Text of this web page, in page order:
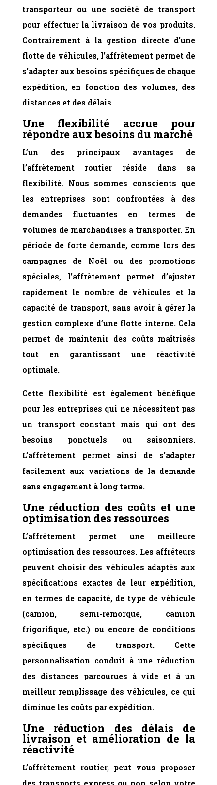
transporteur ou une société de transport
pour effectuer la livraison de vos produits.
Contrairement à la gestion directe d’une
flotte de véhicules, l’affrètement permet de
s’adapter aux besoins spécifiques de chaque
expédition, en fonction des volumes, des
distances et des délais.
Une flexibilité accrue pour
répondre aux besoins du marché
L’un des principaux avantages de
l’affrètement routier réside dans sa
flexibilité. Nous sommes conscients que
les entreprises sont confrontées à des
demandes fluctuantes en termes de
volumes de marchandises à transporter. En
période de forte demande, comme lors des
campagnes de Noël ou des promotions
spéciales, l’affrètement permet d’ajuster
rapidement le nombre de véhicules et la
capacité de transport, sans avoir à gérer la
gestion complexe d’une flotte interne. Cela
permet de maintenir des coûts maîtrisés
tout en garantissant une réactivité
optimale.
Cette flexibilité est également bénéfique
pour les entreprises qui ne nécessitent pas
un transport constant mais qui ont des
besoins ponctuels ou saisonniers.
L’affrètement permet ainsi de s’adapter
facilement aux variations de la demande
sans engagement à long terme.
Une réduction des coûts et une
optimisation des ressources
L’affrètement permet une meilleure
optimisation des ressources. Les affréteurs
peuvent choisir des véhicules adaptés aux
spécifications exactes de leur expédition,
en termes de capacité, de type de véhicule
(camion, semi-remorque, camion
frigorifique, etc.) ou encore de conditions
spécifiques de transport. Cette
personnalisation conduit à une réduction
des distances parcourues à vide et à un
meilleur remplissage des véhicules, ce qui
diminue les coûts par expédition.
Une réduction des délais de
livraison et amélioration de la
réactivité
L’affrètement routier, peut vous proposer
des transports express ou non selon votre